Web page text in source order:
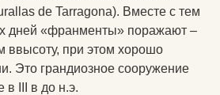
de Tarragona). Вместе с тем
дней «франменты» поражают –
ввысоту, при этом хорошо
Это грандиозное сооружение
в III в до н.э.